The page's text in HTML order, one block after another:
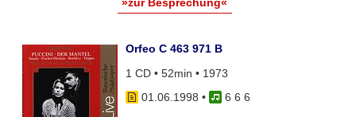
Orfeo C 463 971 B
1 CD • 52min • 1973
01.06.1998 •
6 6 6